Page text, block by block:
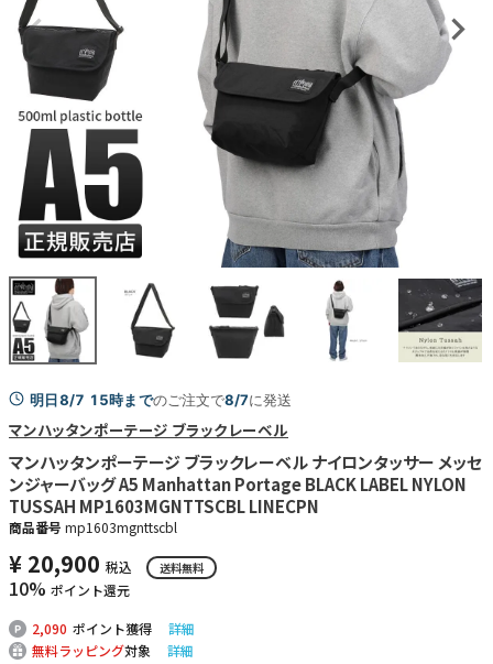
明日8/7 15時までのご注文で8/7に発送
マンハッタンポーテージ ブラックレーベル
マンハッタンポーテージ ブラックレーベル ナイロンタッサー メッセ
ンジャーバッグ A5 Manhattan Portage BLACK LABEL NYLON
TUSSAH MP1603MGNTTSCBL LINECPN
商品番号 mp1603mgnttscbl
¥ 20,900 税込 送料無料
10% ポイント還元
2,090 ポイント獲得
詳細
無料ラッピング対象
詳細